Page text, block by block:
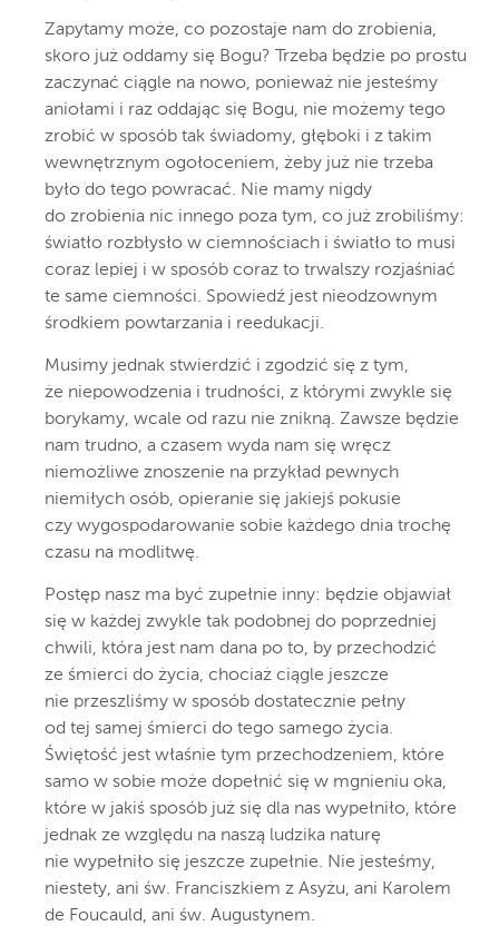
Zapytamy może, co pozostaje nam do zrobienia,
skoro już oddamy się Bogu? Trzeba będzie po prostu
zaczynać ciągle na nowo, ponieważ nie jesteśmy
aniołami i raz oddając się Bogu, nie możemy tego
zrobić w sposób tak świadomy, głęboki i z takim
wewnętrznym ogołoceniem, żeby już nie trzeba
było do tego powracać. Nie mamy nigdy
do zrobienia nic innego poza tym, co już zrobiliśmy:
światło rozbłysło w ciemnościach i światło to musi
coraz lepiej i w sposób coraz to trwalszy rozjaśniać
te same ciemności. Spowiedź jest nieodzownym
środkiem powtarzania i reedukacji.
Musimy jednak stwierdzić i zgodzić się z tym,
że niepowodzenia i trudności, z którymi zwykle się
borykamy, wcale od razu nie znikną. Zawsze będzie
nam trudno, a czasem wyda nam się wręcz
niemożliwe znoszenie na przykład pewnych
niemiłych osób, opieranie się jakiejś pokusie
czy wygospodarowanie sobie każdego dnia trochę
czasu na modlitwę.
Postęp nasz ma być zupełnie inny: będzie objawiał
się w każdej zwykle tak podobnej do poprzedniej
chwili, która jest nam dana po to, by przechodzić
ze śmierci do życia, chociaż ciągle jeszcze
nie przeszliśmy w sposób dostatecznie pełny
od tej samej śmierci do tego samego życia.
Świętość jest właśnie tym przechodzeniem, które
samo w sobie może dopełnić się w mgnieniu oka,
które w jakiś sposób już się dla nas wypełniło, które
jednak ze względu na naszą ludzika naturę
nie wypełniło się jeszcze zupełnie. Nie jesteśmy,
niestety, ani św. Franciszkiem z Asyżu, ani Karolem
de Foucauld, ani św. Augustynem.